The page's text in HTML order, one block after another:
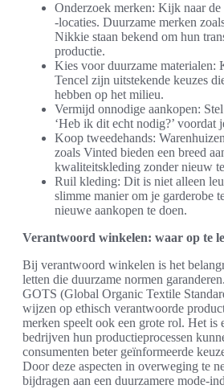
Onderzoek merken: Kijk naar de
-locaties. Duurzame merken
Nikkie staan bekend om hun
productie.
Kies voor duurzame materialen:
Tencel zijn uitstekende keuzes
hebben op het milieu.
Vermijd onnodige aankopen:
‘Heb ik dit echt nodig?’ voordat
Koop tweedehands:
zoals Vinted bieden een breed
kwaliteitskleding zonder nieuw
Ruil kleding: Dit is niet alleen
slimme manier om je garderobe
nieuwe aankopen te doen.
Verantwoord winkelen: waar op te
Bij verantwoord winkelen is het
letten die duurzame normen
GOTS (Global Organic Textile
wijzen op ethisch verantwoorde
merken speelt ook een grote rol. Het is
bedrijven hun productieprocessen
consumenten beter geïnformeerde
Door deze aspecten in overweging te
bijdragen aan een duurzamere mode-